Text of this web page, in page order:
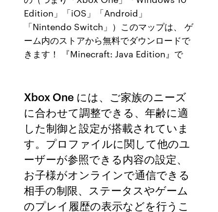
Edition」「iOS」「Android」
「Nintendo Switch」）このマップは、 ゲ
ーム内のストアから無料でダウンロードで
きます！ 『Minecraft: Java Edition』で
Xbox One には、ご家族のニーズ
に合わせて調整できる、年齢に適
した制御と設定が搭載されていま
す。プロファイルに関して他のユ
ーザーが参照できる内容の設定、
お子様がオンラインで通信できる
相手の制限、ステータスやゲーム
のプレイ履歴の表示などを行うこ